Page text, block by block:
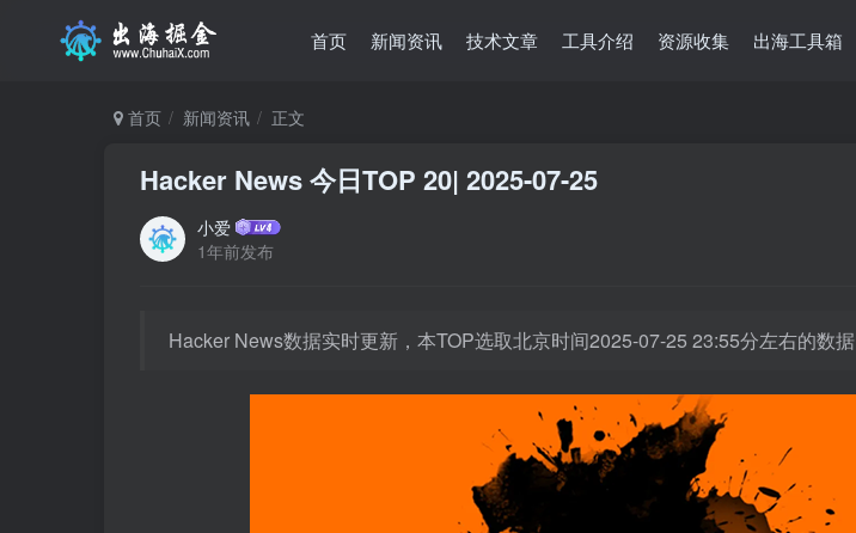
首页 新闻资讯 技术文章 工具介绍 资源收集 出海工具箱
首页 新闻资讯 正文
Hacker News 今日TOP 20| 2025-07-25
小爱
1年前发布
Hacker News数据实时更新，本TOP选取北京时间2025-07-25 23:55分左右的数据